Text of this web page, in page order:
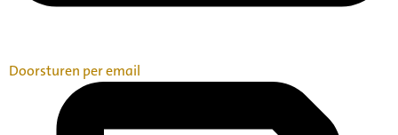
Doorsturen per email